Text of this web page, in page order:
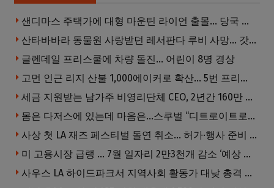
샌디마스 주택가에 대형 마운틴 라이언 출몰… 당국 긴급 대응, 주민 접근 자제 당부
산타바바라 동물원 사랑받던 레서판다 루비 사망… 갓 태어난 새끼 2마리 잃은 지 수주 만
글렌데일 프리스쿨에 차량 돌진… 어린이 8명 경상
고먼 인근 리지 산불 1,000에이커로 확산… 5번 프리웨이 양방향 전면 폐쇄
세금 지원받는 남가주 비영리단체 CEO, 2년간 160만 달러 이상 받아… 미사용 휴가수당만 수십만 달러
몸은 다저스에 있는데 마음은…스쿠벌 “디트로이트로 돌아가고파”
사상 첫 LA 재즈 페스티벌 돌연 취소… 허가·행사 준비 문제로 일정 변경
미 고용시장 급랭 … 7월 일자리 2만3천개 감소 ‘예상 밖 쇼크’
사우스 LA 하이드파크서 지역사회 활동가 대낮 총격 사망… 용의자 도주